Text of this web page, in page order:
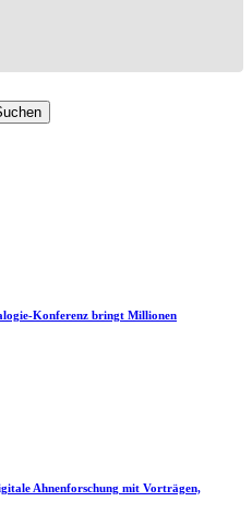
Konferenz bringt Millionen
Ahnenforschung mit Vorträgen,